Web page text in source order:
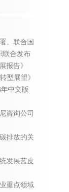
、联合国
联合发布
报告》
型展望》
中文版
咨询公司
排放的关
发展蓝皮
重点领域